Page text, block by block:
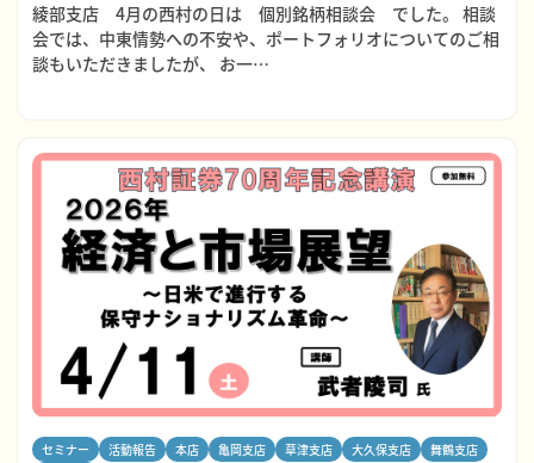
綾部支店 4月の西村の日は 個別銘柄相談会 でした。 相談
会では、中東情勢への不安や、ポートフォリオについてのご相
談もいただきましたが、 お一…
セミナー 活動報告 本店 亀岡支店 草津支店 大久保支店
舞鶴支店